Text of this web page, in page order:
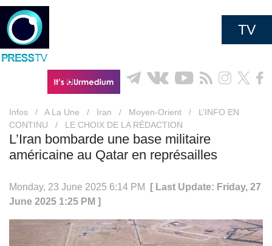
TV
Infos / A La Une / Iran / Moyen-Orient /
L’INFO EN
CONTINU
/ LE CHOIX DE LA RÉDACTION
L’Iran bombarde une base militaire
américaine au Qatar en représailles
Monday, 23 June 2025 6:14 PM
[ Last Update: Friday, 27
June 2025 1:25 PM ]